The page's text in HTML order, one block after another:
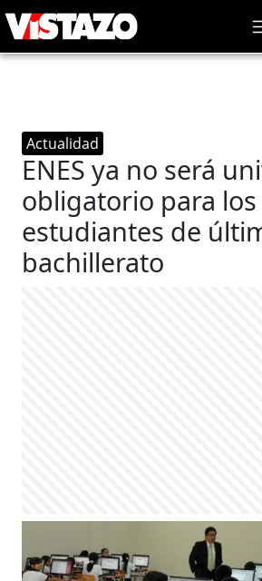
Actualidad
ENES ya no será
obligatorio para los
estudiantes de
bachillerato